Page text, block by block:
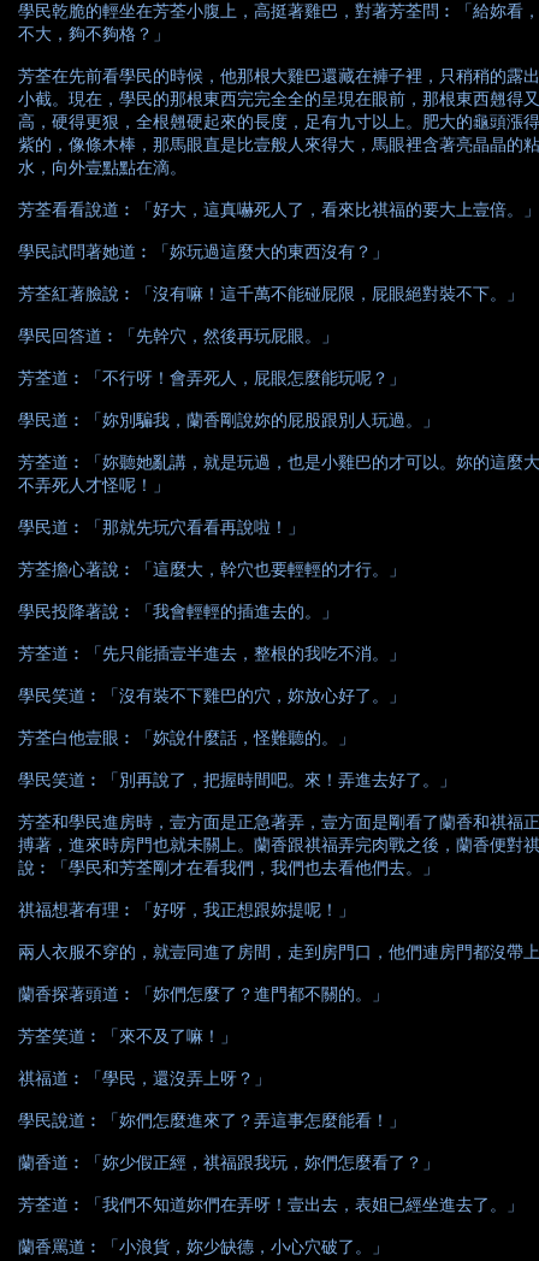
學民乾脆的輕坐在芳荃小腹上，高挺著雞巴，對著芳荃問︰「給妳看
不大，夠不夠格？」
芳荃在先前看學民的時候，他那根大雞巴還藏在褲子裡，只稍稍的露
小截。現在，學民的那根東西完完全全的呈現在眼前，那根東西翹得又
高，硬得更狠，全根翹硬起來的長度，足有九寸以上。肥大的龜頭漲
紫的，像條木棒，那馬眼直是比壹般人來得大，馬眼裡含著亮晶晶的粘
水，向外壹點點在滴。
芳荃看看說道︰「好大，這真嚇死人了，看來比祺福的要大上壹倍。」
學民試問著她道︰「妳玩過這麼大的東西沒有？」
芳荃紅著臉說︰「沒有嘛！這千萬不能碰屁限，屁眼絕對裝不下。」
學民回答道︰「先幹穴，然後再玩屁眼。」
芳荃道︰「不行呀！會弄死人，屁眼怎麼能玩呢？」
學民道︰「妳別騙我，蘭香剛說妳的屁股跟別人玩過。」
芳荃道︰「妳聽她亂講，就是玩過，也是小雞巴的才可以。妳的這麼
不弄死人才怪呢！」
學民道︰「那就先玩穴看看再說啦！」
芳荃擔心著說︰「這麼大，幹穴也要輕輕的才行。」
學民投降著說︰「我會輕輕的插進去的。」
芳荃道︰「先只能插壹半進去，整根的我吃不消。」
學民笑道︰「沒有裝不下雞巴的穴，妳放心好了。」
芳荃白他壹眼︰「妳說什麼話，怪難聽的。」
學民笑道︰「別再說了，把握時間吧。來！弄進去好了。」
芳荃和學民進房時，壹方面是正急著弄，壹方面是剛看了蘭香和祺福
搏著，進來時房門也就未關上。蘭香跟祺福弄完肉戰之後，蘭香便對
說︰「學民和芳荃剛才在看我們，我們也去看他們去。」
祺福想著有理︰「好呀，我正想跟妳提呢！」
兩人衣服不穿的，就壹同進了房間，走到房門口，他們連房門都沒帶
蘭香探著頭道︰「妳們怎麼了？進門都不關的。」
芳荃笑道︰「來不及了嘛！」
祺福道︰「學民，還沒弄上呀？」
學民說道︰「妳們怎麼進來了？弄這事怎麼能看！」
蘭香道︰「妳少假正經，祺福跟我玩，妳們怎麼看了？」
芳荃道︰「我們不知道妳們在弄呀！壹出去，表姐已經坐進去了。」
蘭香罵道︰「小浪貨，妳少缺德，小心穴破了。」